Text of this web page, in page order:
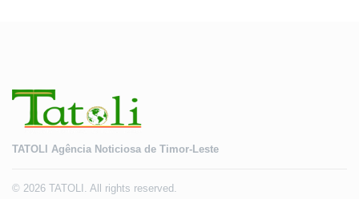
TATOLI Agência Noticiosa de Timor-Leste
© 2026 TATOLI. All rights reserved.